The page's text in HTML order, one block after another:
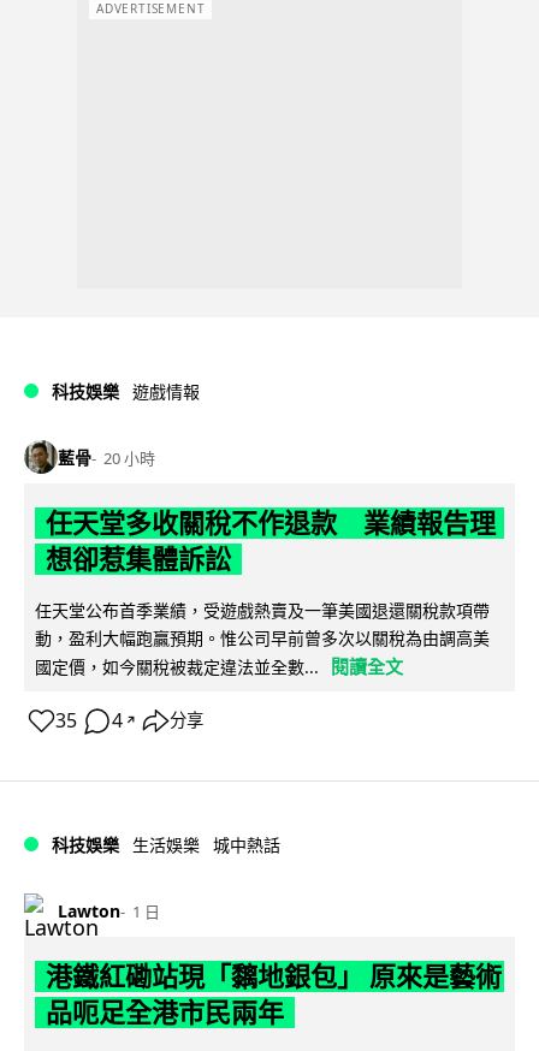
ADVERTISEMENT
科技娛樂 遊戲情報
藍骨 20 小時
任天堂多收關稅不作退款 業績報告理
想卻惹集體訴訟
任天堂公布首季業績，受遊戲熱賣及一筆美國退還關稅款項帶
動，盈利大幅跑贏預期。惟公司早前曾多次以關稅為由調高美
國定價，如今關稅被裁定違法並全數...
閱讀全文
35 4 ↗ 分享
科技娛樂 生活娛樂 城中熱話
Lawton 1 日
港鐵紅磡站現「黐地銀包」 原來是藝術
品呃足全港市民兩年